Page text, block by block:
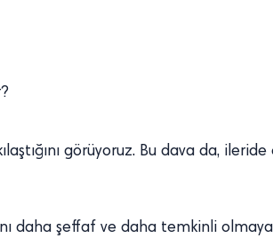
görüyoruz. Bu dava da,
daha şeffaf ve daha temkinli